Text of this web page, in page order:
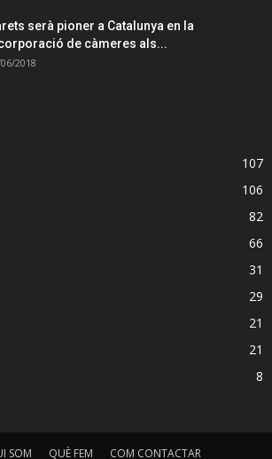
serà pioner a Catalunya en la
de càmeres als...
2018
107
106
82
66
31
29
21
21
8
SOM QUÈ FEM COM CONTACTAR